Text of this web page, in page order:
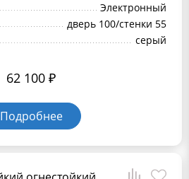
Электронный
дверь 100/стенки 55
серый
62 100 ₽
Подробнее